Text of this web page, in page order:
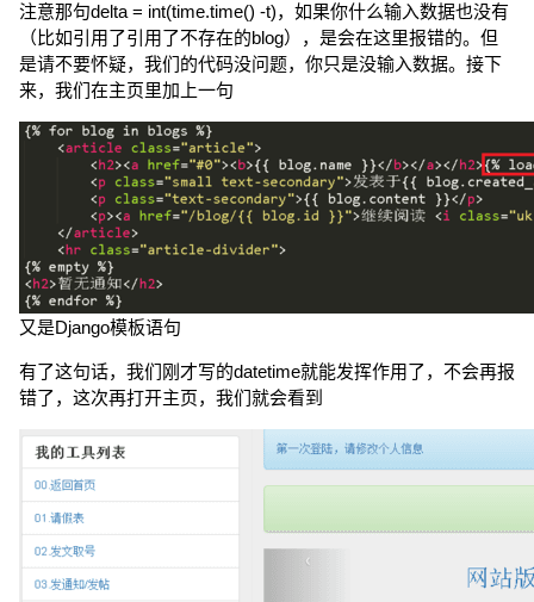
注意那句delta = int(time.time() -t)，如果你什么输入数据也没有
（比如引用了引用了不存在的blog），是会在这里报错的。但
是请不要怀疑，我们的代码没问题，你只是没输入数据。接下
来，我们在主页里加上一句
又是Django模板语句
有了这句话，我们刚才写的datetime就能发挥作用了，不会再报
错了，这次再打开主页，我们就会看到